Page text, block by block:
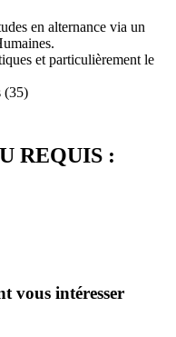
en alternance via un
et particulièrement le
(35)
REQUIS :
vous intéresser